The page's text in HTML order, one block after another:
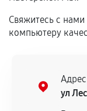
остается на
продавца. За
Свяжитесь с
компьютеру
ул